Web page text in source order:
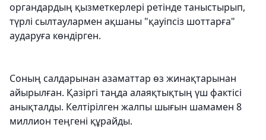
органдардың қызметкерлері ретінде таныстырып,
түрлі сылтаулармен ақшаны "қауіпсіз шоттарға"
аударуға көндірген.
Соның салдарынан азаматтар өз жинақтарынан
айырылған. Қазіргі таңда алаяқтықтың үш фактісі
анықталды. Келтірілген жалпы шығын шамамен 8
миллион теңгені құрайды.